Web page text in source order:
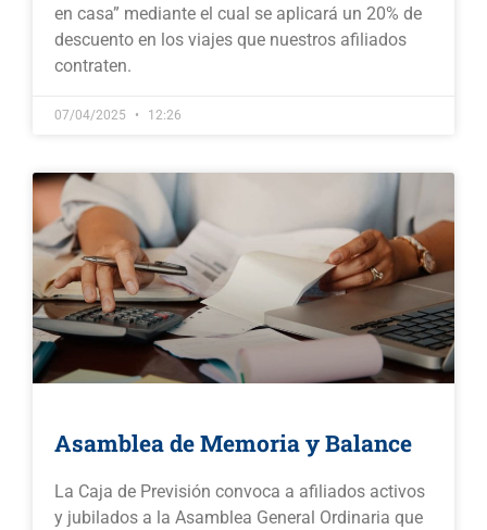
en casa” mediante el cual se aplicará un 20% de
descuento en los viajes que nuestros afiliados
contraten.
07/04/2025 12:26
Asamblea de Memoria y Balance
La Caja de Previsión convoca a afiliados activos
y jubilados a la Asamblea General Ordinaria que